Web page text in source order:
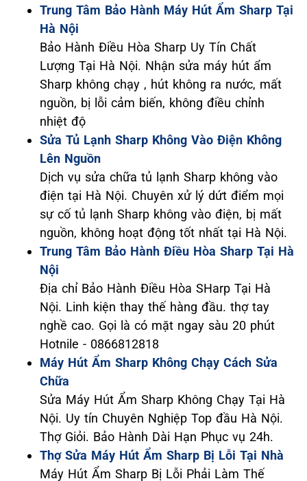
Trung Tâm Bảo Hành Máy Hút Ẩm Sharp Tại
Hà Nội
Bảo Hành Điều Hòa Sharp Uy Tín Chất
Lượng Tại Hà Nội. Nhận sửa máy hút ẩm
Sharp không chạy , hút không ra nước, mất
nguồn, bị lỗi cảm biến, không điều chỉnh
nhiệt độ
Sửa Tủ Lạnh Sharp Không Vào Điện Không
Lên Nguồn
Dịch vụ sửa chữa tủ lạnh Sharp không vào
điện tại Hà Nội. Chuyên xử lý dứt điểm mọi
sự cố tủ lạnh Sharp không vào điện, bị mất
nguồn, không hoạt động tốt nhất tại Hà Nội.
Trung Tâm Bảo Hành Điều Hòa Sharp Tại Hà
Nội
Địa chỉ Bảo Hành Điều Hòa SHarp Tại Hà
Nội. Linh kiện thay thế hàng đầu. thợ tay
nghề cao. Gọi là có mặt ngay sàu 20 phút
Hotnile - 0866812818
Máy Hút Ẩm Sharp Không Chạy Cách Sửa
Chữa
Sửa Máy Hút Ẩm Sharp Không Chạy Tại Hà
Nội. Uy tín Chuyên Nghiệp Top đầu Hà Nội.
Thợ Giỏi. Bảo Hành Dài Hạn Phục vụ 24h.
Thợ Sửa Máy Hút Ẩm Sharp Bị Lỗi Tại Nhà
Máy Hút Ẩm Sharp Bị Lỗi Phải Làm Thế